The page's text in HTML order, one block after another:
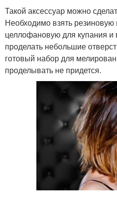
Такой аксессуар можно
Необходимо взять
целлофановую для купания
проделать небольшие
готовый набор для
проделывать не придется.